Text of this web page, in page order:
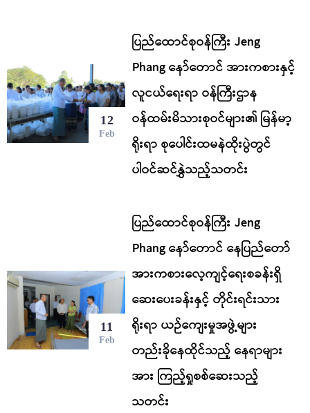
12
Feb
ပြည်ထောင်စုဝန်ကြီး Jeng
Phang နော်တောင် အားကစားနှင့်
လူငယ်ရေးရာ ဝန်ကြီးဌာန
ဝန်ထမ်းမိသားစုဝင်များ၏ မြန်မာ့
ရိုးရာ စုပေါင်းထမနဲထိုးပွဲတွင်
ပါဝင်ဆင်နွှဲသည့်သတင်း
11
Feb
ပြည်ထောင်စုဝန်ကြီး Jeng
Phang နော်တောင် နေပြည်တော်
အားကစားလေ့ကျင့်ရေးစခန်းရှိ
ဆေးပေးခန်းနှင့် တိုင်းရင်းသား
ရိုးရာ ယဉ်ကျေးမှုအဖွဲ့များ
တည်းခိုနေထိုင်သည့် နေရာများ
အား ကြည့်ရှုစစ်ဆေးသည့်
သတင်း